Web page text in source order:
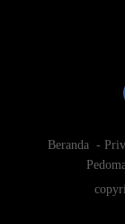
Beranda